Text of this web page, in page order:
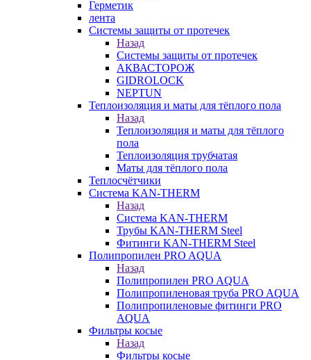
Герметик
лента
Системы защиты от протечек
Назад
Системы защиты от протечек
АКВАСТОРОЖ
GIDROLOCK
NEPTUN
Теплоизоляция и маты для тёплого пола
Назад
Теплоизоляция и маты для тёплого
пола
Теплоизоляция трубчатая
Маты для тёплого пола
Теплосчётчики
Система KAN-THERM
Назад
Система KAN-THERM
Трубы KAN-THERM Steel
Фитинги KAN-THERM Steel
Полипропилен PRO AQUA
Назад
Полипропилен PRO AQUA
Полипропиленовая труба PRO AQUA
Полипропиленовые фитинги PRO
AQUA
Фильтры косые
Назад
Фильтры косые